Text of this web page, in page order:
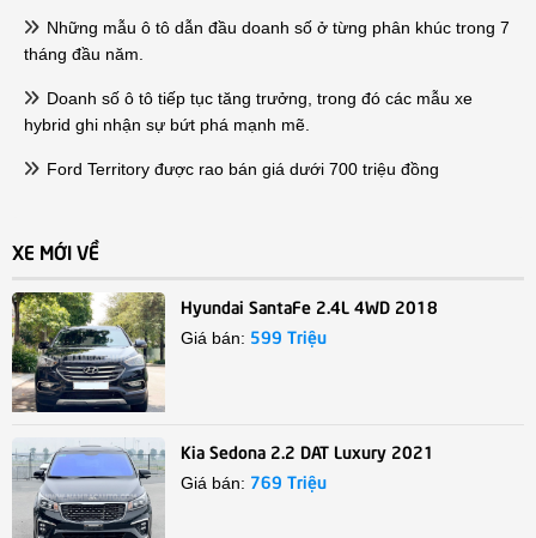
Những mẫu ô tô dẫn đầu doanh số ở từng phân khúc trong 7
tháng đầu năm.
Doanh số ô tô tiếp tục tăng trưởng, trong đó các mẫu xe
hybrid ghi nhận sự bứt phá mạnh mẽ.
Ford Territory được rao bán giá dưới 700 triệu đồng
XE MỚI VỀ
Hyundai SantaFe 2.4L 4WD 2018
Giá bán: 599 Triệu
Kia Sedona 2.2 DAT Luxury 2021
Giá bán: 769 Triệu